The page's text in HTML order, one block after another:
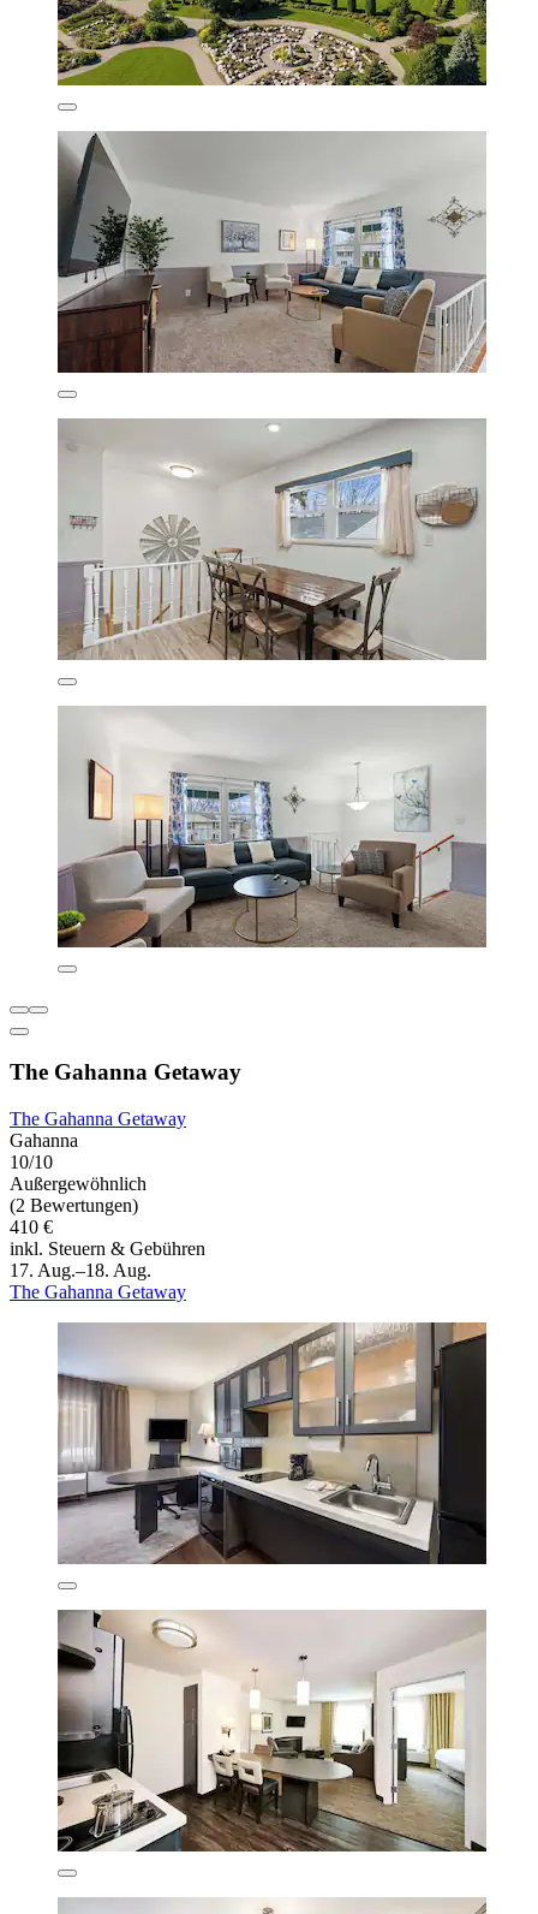
The Gahanna Getaway
The Gahanna Getaway
Gahanna
10/10
Außergewöhnlich
(2 Bewertungen)
410 €
inkl. Steuern & Gebühren
17. Aug.–18. Aug.
The Gahanna Getaway